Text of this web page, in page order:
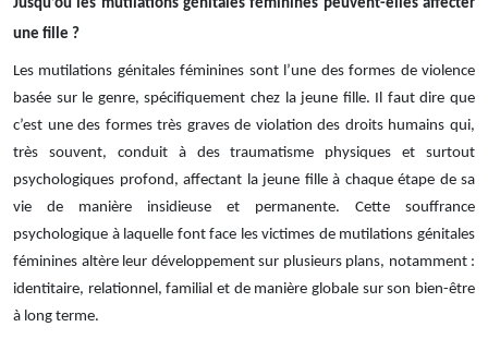
Jusqu’où les mutilations génitales féminines peuvent-elles affecter
une fille ?
Les mutilations génitales féminines sont l’une des formes de violence
basée sur le genre, spécifiquement chez la jeune fille. Il faut dire que
c’est une des formes très graves de violation des droits humains qui,
très souvent, conduit à des traumatisme physiques et surtout
psychologiques profond, affectant la jeune fille à chaque étape de sa
vie de manière insidieuse et permanente. Cette souffrance
psychologique à laquelle font face les victimes de mutilations génitales
féminines altère leur développement sur plusieurs plans, notamment :
identitaire, relationnel, familial et de manière globale sur son bien-être
à long terme.